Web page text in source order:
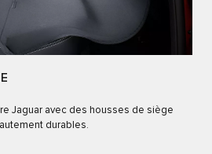
Jaguar avec des housses de siège
durables.